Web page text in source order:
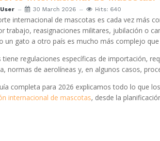
30 March 2026 Hits: 640
internacional de mascotas es cada vez más
trabajo, reasignaciones militares, jubilación o
un gato a otro país es mucho más complejo
tiene regulaciones específicas de importación,
normas de aerolíneas y, en algunos casos,
completa para 2026 explicamos todo lo que
internacional de mascotas, desde la